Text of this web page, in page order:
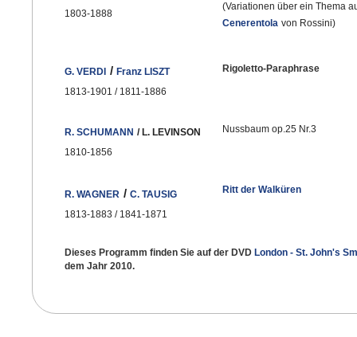
1803-1888
G. VERDI / Franz LISZT
1813-1901 / 1811-1886
R. SCHUMANN / L. LEVINSON
1810-1856
R. WAGNER / C. TAUSIG
1813-1883 / 1841-1871
(Variationen über ein Thema
Cenerentola von Rossini)
Rigoletto-Paraphrase
Nussbaum op.25 Nr.3
Ritt der Walküren
Dieses Programm finden Sie auf der DVD London - St. John's
dem Jahr 2010.